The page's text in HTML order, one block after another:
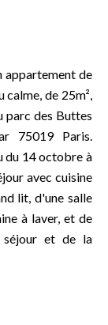
appartement de
de 25m²,
parc des Buttes
75019 Paris.
du 14 octobre à
avec cuisine
lit, d'une salle
à laver, et de
séjour et de la